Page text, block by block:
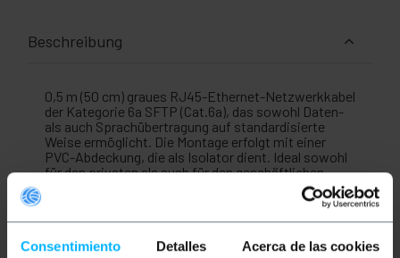
Consentimiento Detalles Acerca de las cookies
Beschreibung
0,5 m (50 cm) graues RJ45-Ethernet-Netzwerkkabel
der Kategorie 6a SFTP (Cat.6a), das sowohl Daten-
als auch Sprachübertragung auf standardisierte
Weise ermöglicht. Die Montage erfolgt mit einer
PVC-Abdeckung, die als Isolator dient. Ideal sowohl
für den privaten als auch für den geschäftlichen
Gebrauch (professionelle Nutzung). Es ermöglicht
die Verbindung von Geräten mit Ethernet-Anschluss
wie Laptops, Computer, Sicherheitskameras,
und Netzwerkelektronik wie Routern, Switches,